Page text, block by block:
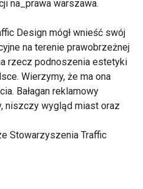
na_prawa warszawa.
Design mógł wnieść swój
na terenie prawobrzeżnej
rzecz podnoszenia estetyki
Wierzymy, że ma ona
Bałagan reklamowy
niszczy wygląd miast oraz
Stowarzyszenia Traffic